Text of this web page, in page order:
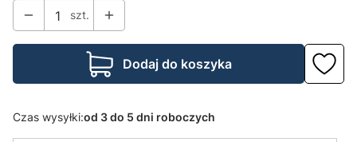
szt.
Dodaj do koszyka
Czas wysyłki:od 3 do 5 dni roboczych